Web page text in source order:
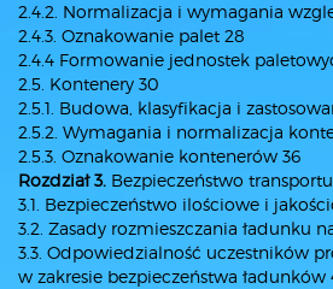
2.4.2. Normalizacja i wymagania
2.4.3. Oznakowanie palet 28
2.4.4 Formowanie jednostek
2.5. Kontenery 30
2.5.1. Budowa, klasyfikacja i
2.5.2. Wymagania i normalizacja
2.5.3. Oznakowanie kontenerów 36
Rozdział 3. Bezpieczeństwo
3.1. Bezpieczeństwo ilościowe i
3.2. Zasady rozmieszczania ładunku
3.3. Odpowiedzialność uczestników
w zakresie bezpieczeństwa ładunków